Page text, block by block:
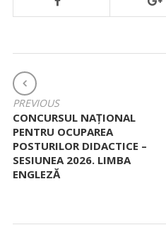
NAVIGARE
ÎN
ARTICOLE
PREVIOUS
CONCURSUL NAŢIONAL
PENTRU OCUPAREA
POSTURILOR DIDACTICE –
SESIUNEA 2026. LIMBA
ENGLEZĂ